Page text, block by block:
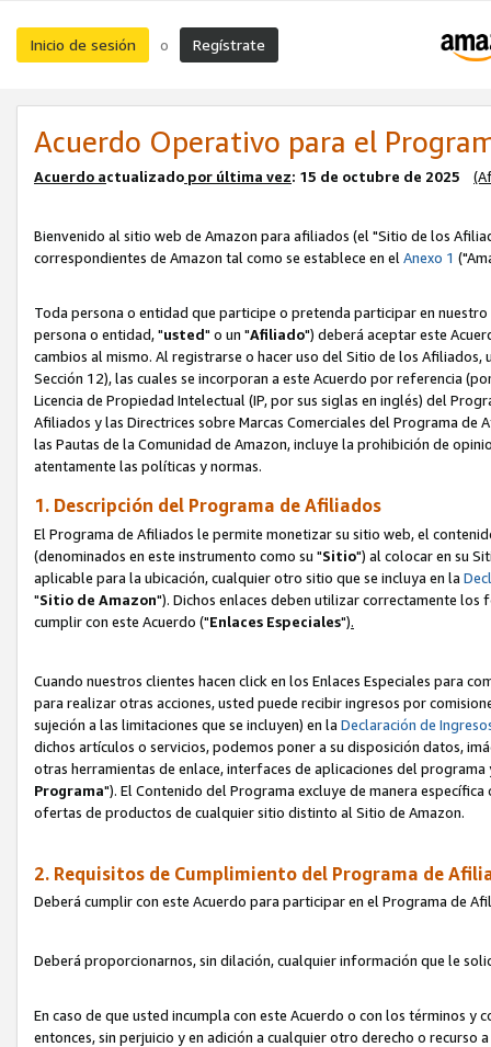
Inicio de sesión o Regístrate
Acuerdo Operativo para el
Acuerdo actualizado por última vez: 15 de octubre de 2025
Bienvenido al sitio web de Amazon para afiliados (el "Sitio de los
correspondientes de Amazon tal como se establece en elAnexo 1
Toda persona o entidad que participe o pretenda participar en
persona o entidad, "usted" o un "Afiliado") deberá aceptar este
cambios al mismo. Al registrarse o hacer uso del Sitio de los
Sección 12), las cuales se incorporan a este Acuerdo por referencia
Licencia de Propiedad Intelectual (IP, por sus siglas en inglés) del
Afiliados y las Directrices sobre Marcas Comerciales del Programa
las Pautas de la Comunidad de Amazon, incluye la prohibición de
atentamente las políticas y normas.
1. Descripción del Programa de Afiliados
El Programa de Afiliados le permite monetizar su sitio web, el
(denominados en este instrumento como su "Sitio") al colocar en su
aplicable para la ubicación, cualquier otro sitio que se incluya en la
"Sitio de Amazon"). Dichos enlaces deben utilizar correctamente los
cumplir con este Acuerdo ("Enlaces Especiales").
Cuando nuestros clientes hacen click en los Enlaces Especiales para
para realizar otras acciones, usted puede recibir ingresos por
sujeción a las limitaciones que se incluyen) en la Declaración de
dichos artículos o servicios, podemos poner a su disposición datos,
otras herramientas de enlace, interfaces de aplicaciones del
Programa"). El Contenido del Programa excluye de manera
ofertas de productos de cualquier sitio distinto al Sitio de Amazon.
2. Requisitos de Cumplimiento del Programa de
Deberá cumplir con este Acuerdo para participar en el Programa de
Deberá proporcionarnos, sin dilación, cualquier información que le
En caso de que usted incumpla con este Acuerdo o con los términos
entonces, sin perjuicio y en adición a cualquier otro derecho o